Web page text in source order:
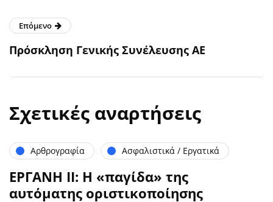
Επόμενο
Πρόσκληση Γενικής Συνέλευσης AE
Σχετικές αναρτήσεις
Αρθρογραφία Ασφαλιστικά / Εργατικά
ΕΡΓΑΝΗ ΙΙ: Η «παγίδα» της
αυτόματης οριστικοποίησης